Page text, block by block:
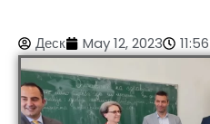
Деск May 12, 2023